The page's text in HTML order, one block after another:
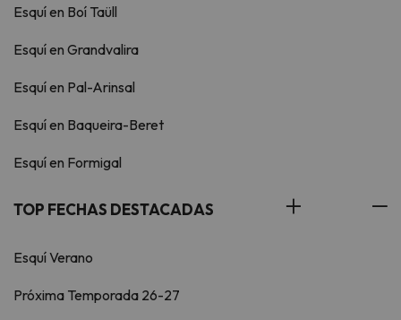
Esquí en Boí Taüll
Esquí en Grandvalira
Esquí en Pal-Arinsal
Esquí en Baqueira-Beret
Esquí en Formigal
TOP FECHAS DESTACADAS
Esquí Verano
Próxima Temporada 26-27